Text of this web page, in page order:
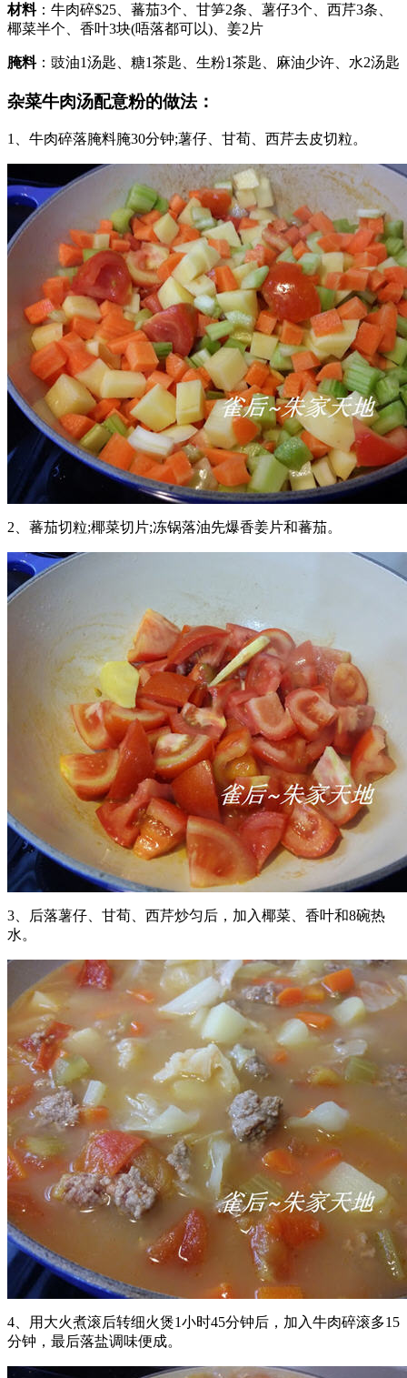
材料：牛肉碎$25、蕃茄3个、甘笋2条、薯仔3个、西芹3条、
椰菜半个、香叶3块(唔落都可以)、姜2片
腌料：豉油1汤匙、糖1茶匙、生粉1茶匙、麻油少许、水2汤匙
杂菜牛肉汤配意粉的做法：
1、牛肉碎落腌料腌30分钟;薯仔、甘荀、西芹去皮切粒。
2、蕃茄切粒;椰菜切片;冻锅落油先爆香姜片和蕃茄。
3、后落薯仔、甘荀、西芹炒匀后，加入椰菜、香叶和8碗热
水。
4、用大火煮滚后转细火煲1小时45分钟后，加入牛肉碎滚多15
分钟，最后落盐调味便成。